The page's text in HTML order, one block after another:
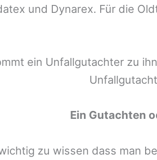
und Dynarex. Für die
ein Unfallgutachter zu
Ein Gutachten
zu wissen dass man